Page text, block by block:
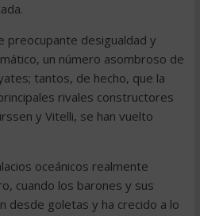
preocupante desigualdad y
un número asombroso de
tantos, de hecho, que la
rivales constructores
y Vitelli, se han vuelto
oceánicos realmente
cuando los barones y sus
desde goletas y ha crecido a lo